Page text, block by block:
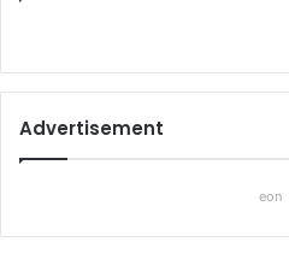
Advertisement
eon